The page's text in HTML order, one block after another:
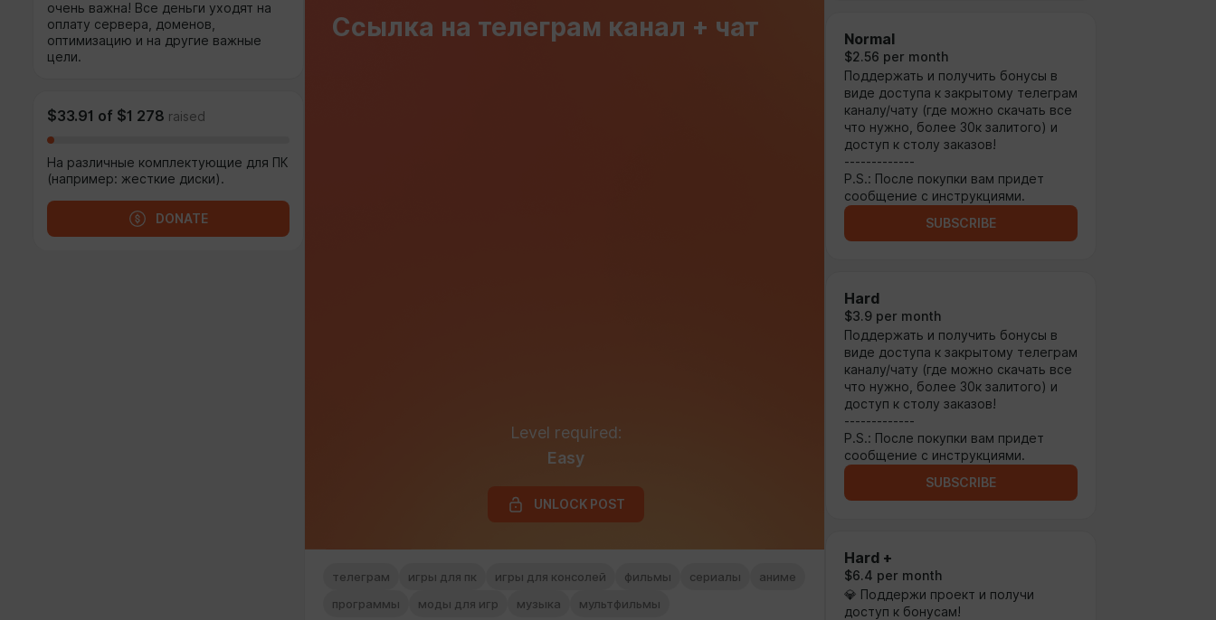
очень важна! Все деньги уходят на
оплату сервера, доменов,
оптимизацию и на другие важные
цели.
$33.91 of $1 278 raised
На различные комплектующие для ПК
(например: жесткие диски).
DONATE
Ссылка на телеграм канал + чат
Level required:
Easy
UNLOCK POST
телеграм игры для пк игры для консолей фильмы сериалы
аниме
программы
моды для игр музыка мультфильмы
Normal
$2.56 per month
Поддержать и получить бонусы в
виде доступа к закрытому телеграм
каналу/чату (где можно скачать все
что нужно, более 30к залитого) и
доступ к столу заказов!
-------------
P.S.: После покупки вам придет
сообщение с инструкциями.
SUBSCRIBE
Hard
$3.9 per month
Поддержать и получить бонусы в
виде доступа к закрытому телеграм
каналу/чату (где можно скачать все
что нужно, более 30к залитого) и
доступ к столу заказов!
-------------
P.S.: После покупки вам придет
сообщение с инструкциями.
SUBSCRIBE
Hard +
$6.4 per month
💎 Поддержи проект и получи
доступ к бонусам!